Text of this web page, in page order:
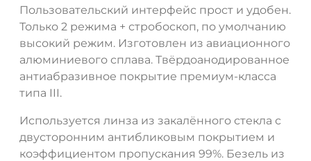
Пользовательский интерфейс прост и удобен.
Только 2 режима + стробоскоп, по умолчанию
высокий режим. Изготовлен из авиационного
алюминиевого сплава. Твёрдоанодированное
антиабразивное покрытие премиум-класса
типа III.
Используется линза из закалённого стекла с
двусторонним антибликовым покрытием и
коэффициентом пропускания 99%. Безель из